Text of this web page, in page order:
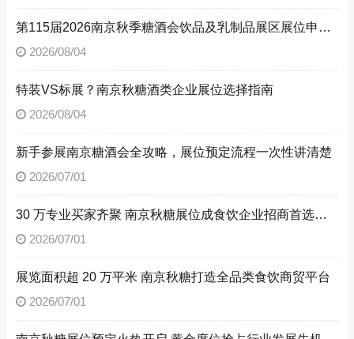
第115届2026南京秋季糖酒会饮品及乳制品展区展位申请技巧
2026/08/04
特装VS标展？南京秋糖酒类企业展位选择指南
2026/08/04
新手参展南京糖酒会全攻略，展位预定流程一次性讲清楚
2026/07/01
30 万专业买家齐聚 南京秋糖展位成食饮企业招商首选阵地
2026/07/01
展览面积超 20 万平米 南京秋糖打造全品类食饮商贸平台
2026/07/01